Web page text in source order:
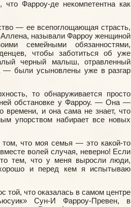
Фарроу-де некомпетентна как
— ее всепоглощающая страсть,
Аллена, называли Фарроу женщиной
семейными обязанностями,
чтобы заботиться об уже
черный малыш, отравленный
— были усыновлены уже в разгар
то обнаруживается просто
обстановке у Фарроу. — Она —
времени, и она сама не знает, что
упорством набирает все новых
что моя семья — это какой-то
волей случая, неверно! Если
тем, что у меня выросли люди,
и перед кем я испытываю
той, что оказалась в самом центре
Сун-И Фарроу-Превен, в